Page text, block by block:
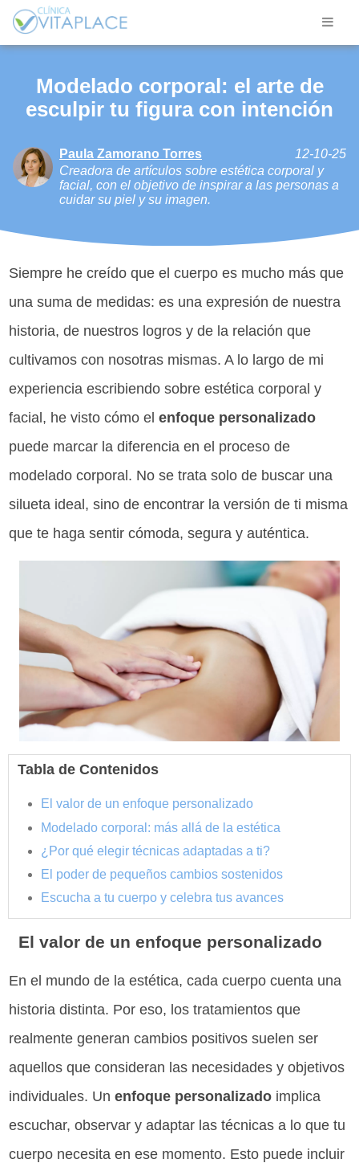
Modelado corporal: el arte de
esculpir tu figura con intención
Paula Zamorano Torres
12-10-25
Creadora de artículos sobre estética corporal y
facial, con el objetivo de inspirar a las personas a
cuidar su piel y su imagen.
Siempre he creído que el cuerpo es mucho más que
una suma de medidas: es una expresión de nuestra
historia, de nuestros logros y de la relación que
cultivamos con nosotras mismas. A lo largo de mi
experiencia escribiendo sobre estética corporal y
facial, he visto cómo elenfoque personalizado
puede marcar la diferencia en el proceso de
modelado corporal. No se trata solo de buscar una
silueta ideal, sino de encontrar la versión de ti misma
que te haga sentir cómoda, segura y auténtica.
Tabla de Contenidos
El valor de un enfoque personalizado
Modelado corporal: más allá de la estética
¿Por qué elegir técnicas adaptadas a ti?
El poder de pequeños cambios sostenidos
Escucha a tu cuerpo y celebra tus avances
El valor de un enfoque personalizado
En el mundo de la estética, cada cuerpo cuenta una
historia distinta. Por eso, los tratamientos que
realmente generan cambios positivos suelen ser
aquellos que consideran las necesidades y objetivos
individuales. Unenfoque personalizado implica
escuchar, observar y adaptar las técnicas a lo que tu
cuerpo necesita en ese momento. Esto puede incluir